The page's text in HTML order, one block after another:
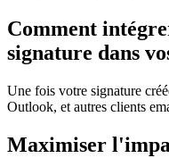
Comment
signature dans
Une fois votre signature
Outlook, et autres clients
Maximiser